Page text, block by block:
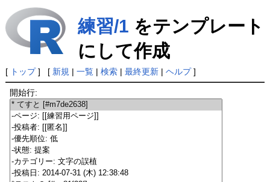
練習/1 をテンプレート
にして作成
[ トップ] [ 新規 | 一覧| 検索| 最終更新| ヘルプ]
開始行: